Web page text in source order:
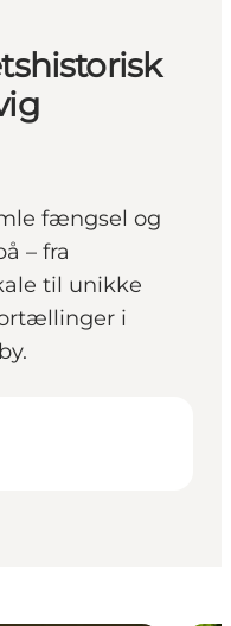
fængsel og
– fra
til unikke
i